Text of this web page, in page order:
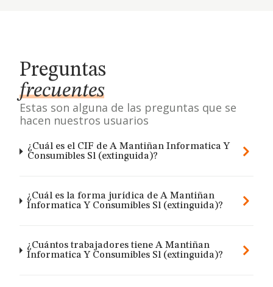
Preguntas
frecuentes
Estas son alguna de las preguntas que se
hacen nuestros usuarios
¿Cuál es el CIF de A Mantiñan Informatica Y
Consumibles Sl (extinguida)?
¿Cuál es la forma jurídica de A Mantiñan
Informatica Y Consumibles Sl (extinguida)?
¿Cuántos trabajadores tiene A Mantiñan
Informatica Y Consumibles Sl (extinguida)?